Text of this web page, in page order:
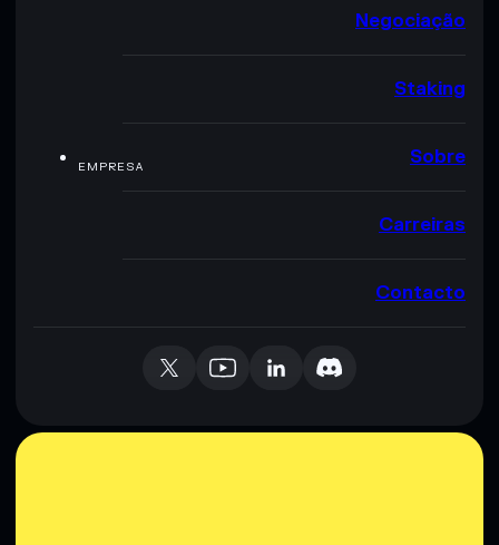
Negociação
Staking
EMPRESA Sobre
Carreiras
Contacto